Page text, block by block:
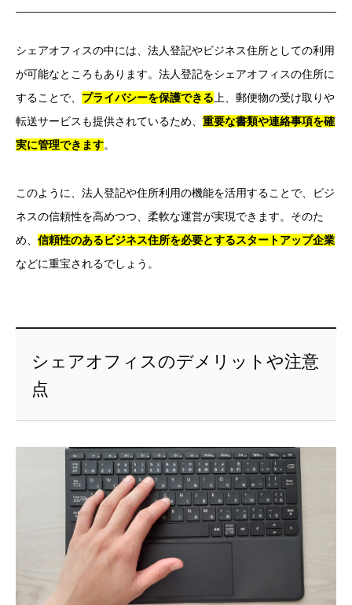
シェアオフィスの中には、法人登記やビジネス住所としての利用
が可能なところもあります。法人登記をシェアオフィスの住所に
することで、 プライバシーを保護できる上、郵便物の受け取りや
転送サービスも提供されているため、 重要な書類や連絡事項を確
実に管理できます。
このように、法人登記や住所利用の機能を活用することで、ビジ
ネスの信頼性を高めつつ、柔軟な運営が実現できます。そのた
め、 信頼性のあるビジネス住所を必要とするスタートアップ企業
などに重宝されるでしょう。
シェアオフィスのデメリットや注意
点